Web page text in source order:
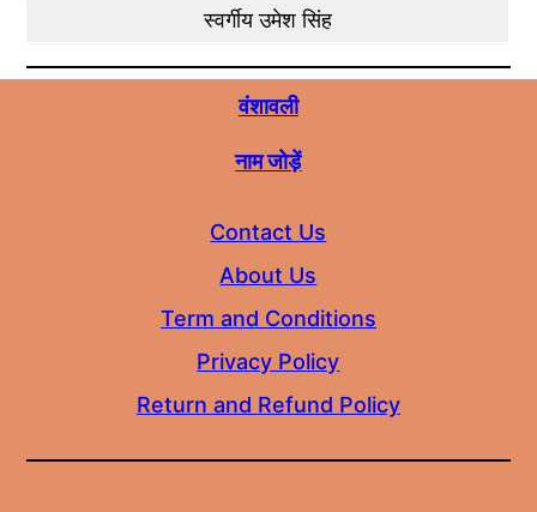
स्वर्गीय उमेश सिंह
वंशावली
नाम जोड़ें
Contact Us
About Us
Term and Conditions
Privacy Policy
Return and Refund Policy